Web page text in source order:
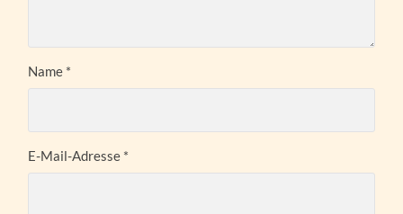
Name *
E-Mail-Adresse *